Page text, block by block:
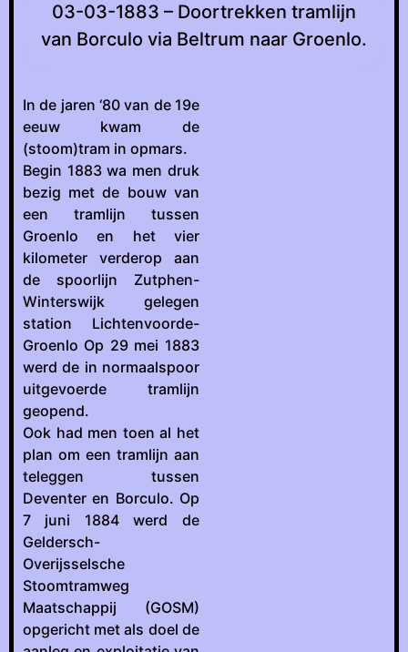
03-03-1883 – Doortrekken tramlijn
van Borculo via Beltrum naar Groenlo.
In de jaren ‘80 van de 19e
eeuw kwam de
(stoom)tram in opmars.
Begin 1883 wa men druk
bezig met de bouw van
een tramlijn tussen
Groenlo en het vier
kilometer verderop aan
de spoorlijn Zutphen-
Winterswijk gelegen
station Lichtenvoorde-
Groenlo Op 29 mei 1883
werd de in normaalspoor
uitgevoerde tramlijn
geopend.
Ook had men toen al het
plan om een tramlijn aan
teleggen tussen
Deventer en Borculo. Op
7 juni 1884 werd de
Geldersch-
Overijsselsche
Stoomtramweg
Maatschappij (GOSM)
opgericht met als doel de